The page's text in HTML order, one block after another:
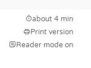
about 4 min
Print version
Reader mode on